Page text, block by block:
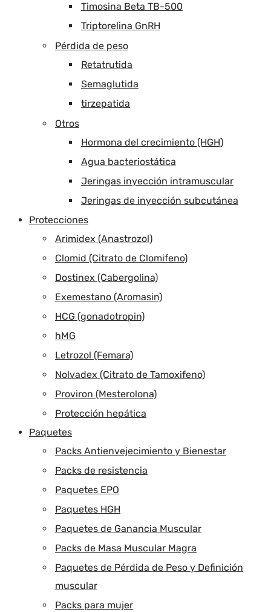
Timosina Beta TB-500
Triptorelina GnRH
Pérdida de peso
Retatrutida
Semaglutida
tirzepatida
Otros
Hormona del crecimiento (HGH)
Agua bacteriostática
Jeringas inyección intramuscular
Jeringas de inyección subcutánea
Protecciones
Arimidex (Anastrozol)
Clomid (Citrato de Clomifeno)
Dostinex (Cabergolina)
Exemestano (Aromasin)
HCG (gonadotropin)
hMG
Letrozol (Femara)
Nolvadex (Citrato de Tamoxifeno)
Proviron (Mesterolona)
Protección hepática
Paquetes
Packs Antienvejecimiento y Bienestar
Packs de resistencia
Paquetes EPO
Paquetes HGH
Paquetes de Ganancia Muscular
Packs de Masa Muscular Magra
Paquetes de Pérdida de Peso y Definición
muscular
Packs para mujer